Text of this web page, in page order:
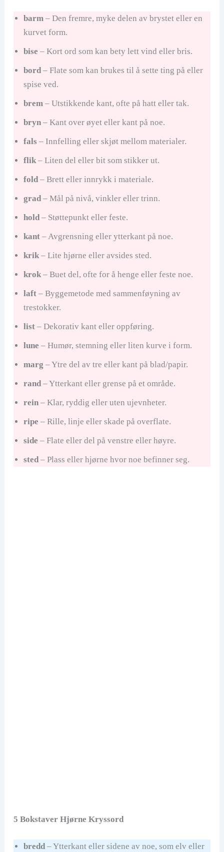
barm – Den fremre, myke delen av brystet eller en
kurvet form.
bise – Kort ord som kan bety lett vind eller bris.
bord– Flate som kan brukes til å sette ting på eller
spise ved.
brem – Utstikkende kant, ofte på hatt eller tak.
bryn– Kant over øyet eller kant på noe.
fals – Innfelling eller skjøt mellom materialer.
flik– Liten del eller bit som stikker ut.
fold– Brett eller innrykk i materiale.
grad– Mål på nivå, vinkler eller trinn.
hold– Støttepunkt eller feste.
kant– Avgrensning eller ytterkant på noe.
krik– Lite hjørne eller avsides sted.
krok– Buet del, ofte for å henge eller feste noe.
laft– Byggemetode med sammenføyning av
trestokker.
list– Dekorativ kant eller oppføring.
lune – Humør, stemning eller liten kurve i form.
marg – Ytre del av tre eller kant på blad/papir.
rand– Ytterkant eller grense på et område.
rein– Klar, ryddig eller uten ujevnheter.
ripe – Rille, linje eller skade på overflate.
side – Flate eller del på venstre eller høyre.
sted– Plass eller hjørne hvor noe befinner seg.
5 Bokstaver Hjørne Kryssord
bredd– Ytterkant eller sidene av noe, som elv eller